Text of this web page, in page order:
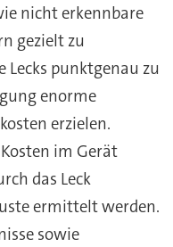
nicht erkennbare
gezielt zu
punktgenau zu
enorme
erzielen.
im Gerät
das Leck
ermittelt werden.
sowie